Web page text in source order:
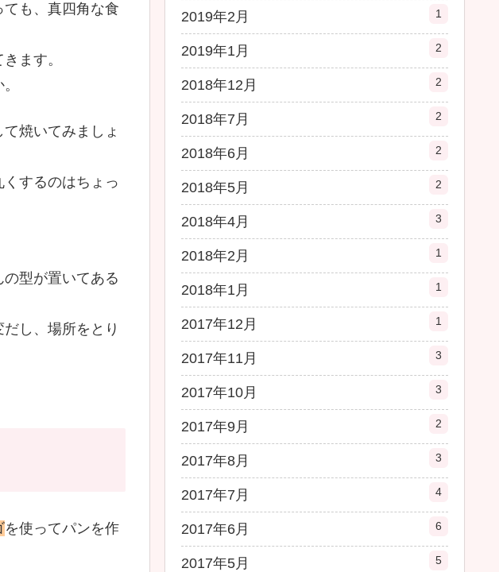
も、真四角な食
ます。
て焼いてみましょ
するのはちょっ
型が置いてある
し、場所をとり
を使ってパンを作
2019年2月 1
2019年1月 2
2018年12月 2
2018年7月 2
2018年6月 2
2018年5月 2
2018年4月 3
2018年2月 1
2018年1月 1
2017年12月 1
2017年11月 3
2017年10月 3
2017年9月 2
2017年8月 3
2017年7月 4
2017年6月 6
2017年5月 5